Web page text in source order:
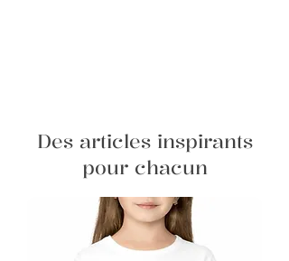
Des articles inspirants
pour chacun